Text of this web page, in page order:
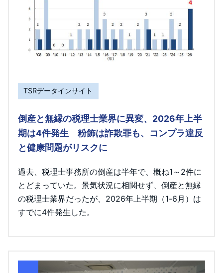
TSRデータインサイト
倒産と無縁の税理士業界に異変、2026年上半
期は4件発生 粉飾は詐欺罪も、コンプラ違反
と健康問題がリスクに
過去、税理士事務所の倒産は半年で、概ね1～2件に
とどまっていた。景気状況に相関せず、倒産と無縁
の税理士業界だったが、2026年上半期（1-6月）は
すでに4件発生した。